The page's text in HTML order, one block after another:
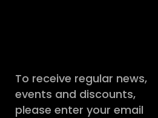
To receive regular news,
events and discounts,
please enter your email